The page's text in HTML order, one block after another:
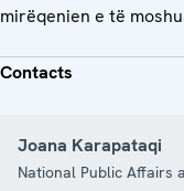
mirëqenien e të
Contacts
Joana Karapataqi
National Public Affairs